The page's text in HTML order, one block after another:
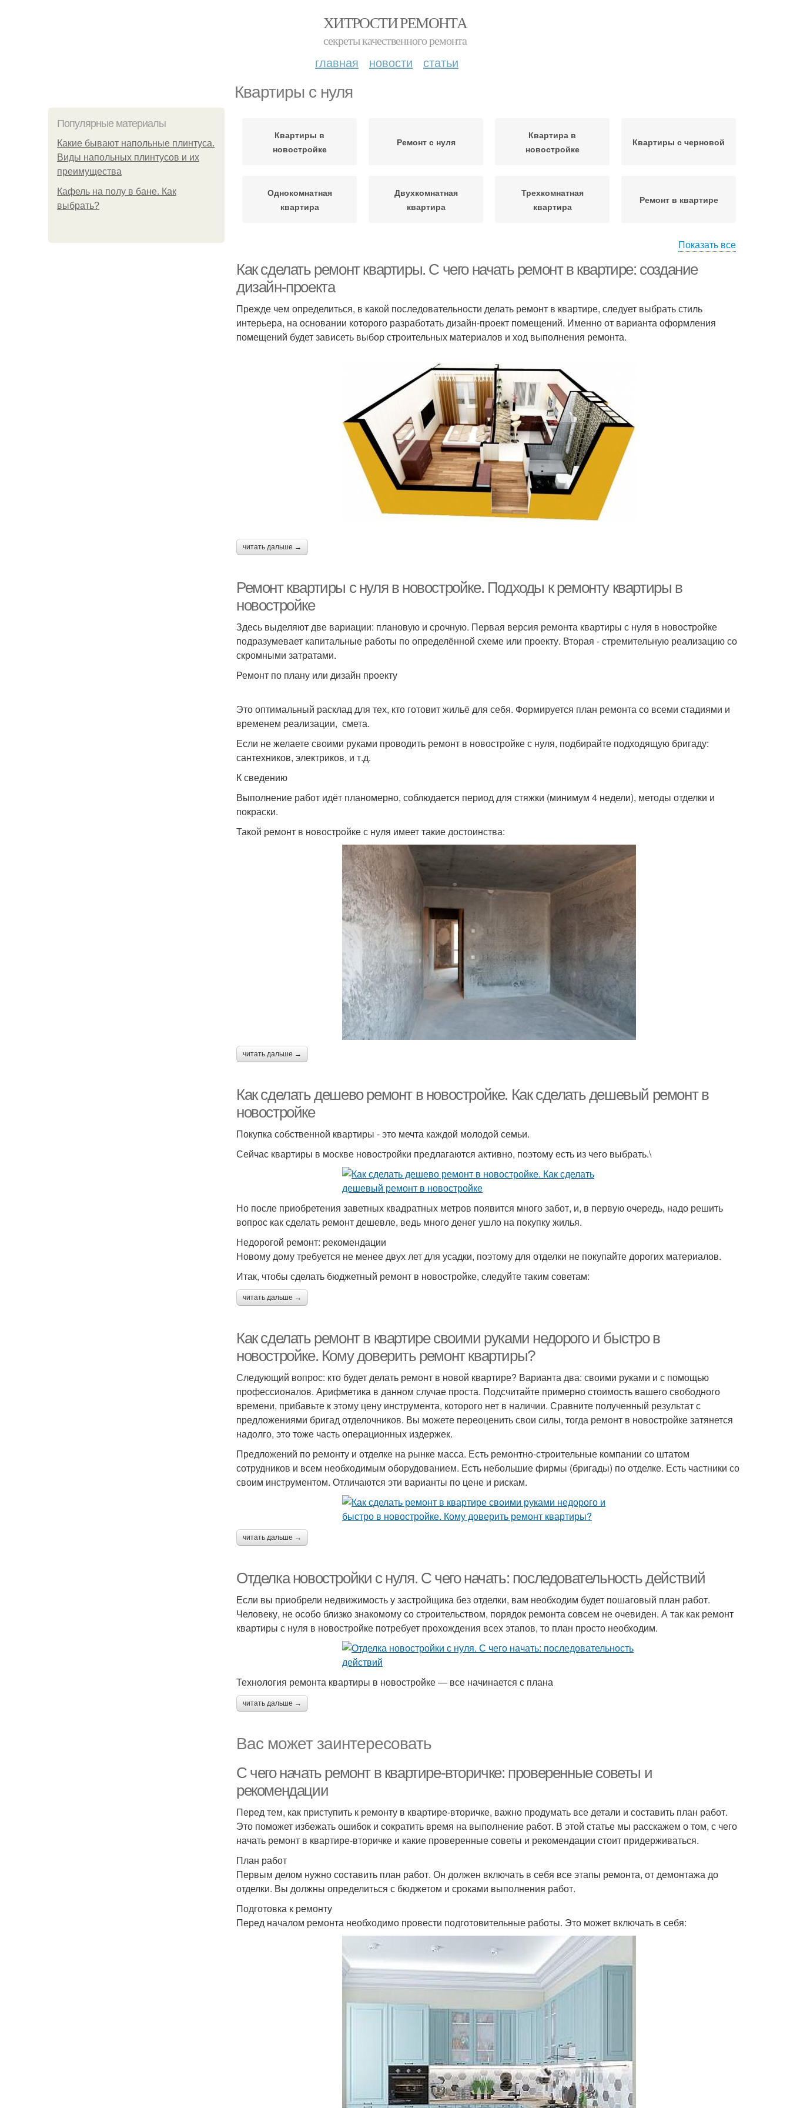
ХИТРОСТИ РЕМОНТА
секреты качественного ремонта
главная новости статьи
Квартиры с нуля
Популярные материалы
Какие бывают напольные плинтуса.
Виды напольных плинтусов и их
преимущества
Кафель на полу в бане. Как
выбрать?
Квартиры в
новостройке
Ремонт с нуля
Квартира в
новостройке
Квартиры с черновой
Однокомнатная
квартира
Двухкомнатная
квартира
Трехкомнатная
квартира
Ремонт в квартире
Показать все
Как сделать ремонт квартиры. С чего начать ремонт в квартире: создание
дизайн-проекта
Прежде чем определиться, в какой последовательности делать ремонт в квартире, следует выбрать стиль
интерьера, на основании которого разработать дизайн-проект помещений. Именно от варианта оформления
помещений будет зависеть выбор строительных материалов и ход выполнения ремонта.
читать дальше →
Ремонт квартиры с нуля в новостройке. Подходы к ремонту квартиры в
новостройке
Здесь выделяют две вариации: плановую и срочную. Первая версия ремонта квартиры с нуля в новостройке
подразумевает капитальные работы по определённой схеме или проекту. Вторая - стремительную реализацию со
скромными затратами.
Ремонт по плану или дизайн проекту
Это оптимальный расклад для тех, кто готовит жильё для себя. Формируется план ремонта со всеми стадиями и
временем реализации, смета.
Если не желаете своими руками проводить ремонт в новостройке с нуля, подбирайте подходящую бригаду:
сантехников, электриков, и т.д.
К сведению
Выполнение работ идёт планомерно, соблюдается период для стяжки (минимум 4 недели), методы отделки и
покраски.
Такой ремонт в новостройке с нуля имеет такие достоинства:
читать дальше →
Как сделать дешево ремонт в новостройке. Как сделать дешевый ремонт в
новостройке
Покупка собственной квартиры - это мечта каждой молодой семьи.
Сейчас квартиры в москве новостройки предлагаются активно, поэтому есть из чего выбрать.\
Но после приобретения заветных квадратных метров появится много забот, и, в первую очередь, надо решить
вопрос как сделать ремонт дешевле, ведь много денег ушло на покупку жилья.
Недорогой ремонт: рекомендации
Новому дому требуется не менее двух лет для усадки, поэтому для отделки не покупайте дорогих материалов.
Итак, чтобы сделать бюджетный ремонт в новостройке, следуйте таким советам:
читать дальше →
Как сделать ремонт в квартире своими руками недорого и быстро в
новостройке. Кому доверить ремонт квартиры?
Следующий вопрос: кто будет делать ремонт в новой квартире? Варианта два: своими руками и с помощью
профессионалов. Арифметика в данном случае проста. Подсчитайте примерно стоимость вашего свободного
времени, прибавьте к этому цену инструмента, которого нет в наличии. Сравните полученный результат с
предложениями бригад отделочников. Вы можете переоценить свои силы, тогда ремонт в новостройке затянется
надолго, это тоже часть операционных издержек.
Предложений по ремонту и отделке на рынке масса. Есть ремонтно-строительные компании со штатом
сотрудников и всем необходимым оборудованием. Есть небольшие фирмы (бригады) по отделке. Есть частники со
своим инструментом. Отличаются эти варианты по цене и рискам.
читать дальше →
Отделка новостройки с нуля. С чего начать: последовательность действий
Если вы приобрели недвижимость у застройщика без отделки, вам необходим будет пошаговый план работ.
Человеку, не особо близко знакомому со строительством, порядок ремонта совсем не очевиден. А так как ремонт
квартиры с нуля в новостройке потребует прохождения всех этапов, то план просто необходим.
Технология ремонта квартиры в новостройке — все начинается с плана
читать дальше →
Вас может заинтересовать
С чего начать ремонт в квартире-вторичке: проверенные советы и
рекомендации
Перед тем, как приступить к ремонту в квартире-вторичке, важно продумать все детали и составить план работ.
Это поможет избежать ошибок и сократить время на выполнение работ. В этой статье мы расскажем о том, с чего
начать ремонт в квартире-вторичке и какие проверенные советы и рекомендации стоит придерживаться.
План работ
Первым делом нужно составить план работ. Он должен включать в себя все этапы ремонта, от демонтажа до
отделки. Вы должны определиться с бюджетом и сроками выполнения работ.
Подготовка к ремонту
Перед началом ремонта необходимо провести подготовительные работы. Это может включать в себя: